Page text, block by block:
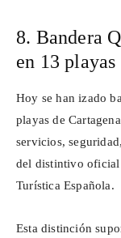
8. Bandera
en 13 playas
Hoy se han izado
playas de
servicios,
del distintivo oficial
Turística Española.
Esta distinción